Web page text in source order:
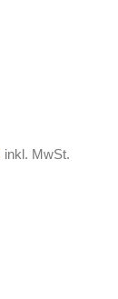
inkl. MwSt.